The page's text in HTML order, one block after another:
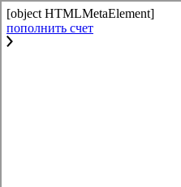
[object HTMLMetaElement]
пополнить счет